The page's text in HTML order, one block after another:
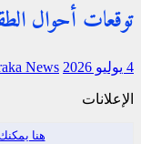
توقعات أحوال
4 يوليو 2026 News
الإعلانات
هنا